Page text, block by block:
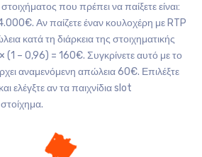
που πρέπει να παίξετε είναι:
Αν παίζετε έναν κουλοχέρη με RTP
κατά τη διάρκεια της στοιχηματικής
(1 – 0,96) = 160€. Συγκρίνετε αυτό με το
αναμενόμενη απώλεια 60€. Επιλέξτε
ελέγξτε αν τα παιχνίδια slot